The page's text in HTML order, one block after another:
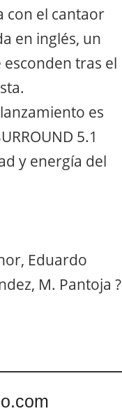
con el cantaor
en inglés, un
tras el
es
5.1
y energía del
Eduardo
M. Pantoja ?